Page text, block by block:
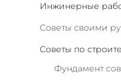
Инжинерные
Советы своими
Советы по
Фундамент